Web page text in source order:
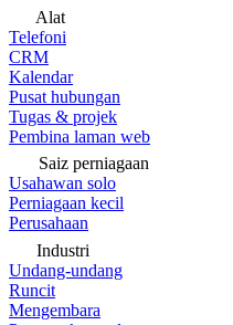
Alat
Telefoni
CRM
Kalendar
Pusat hubungan
Tugas & projek
Pembina laman web
Saiz perniagaan
Usahawan solo
Perniagaan kecil
Perusahaan
Industri
Undang-undang
Runcit
Mengembara